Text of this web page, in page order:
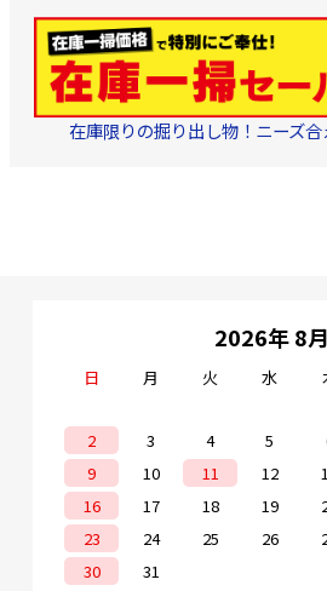
在庫限りの掘り出し物！ニーズ合
2026年 8月
日 月 火 水
2
3 4 5
9
10 11 12
16
17 18 19
23
24 25 26
30
31